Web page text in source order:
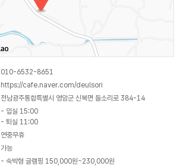
010-6532-8651
https://cafe.naver.com/deulsori
전남광주통합특별시 영암군 신북면 들소리로 384-14
- 입실 15:00
- 퇴실 11:00
연중무휴
가능
- 숙박형 글램핑 150,000원~230,000원